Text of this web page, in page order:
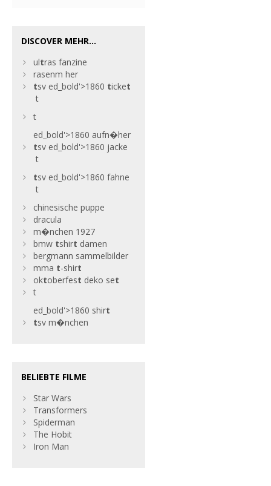
DISCOVER MEHR...
ultras fanzine
rasenm her
tsv
t
ed_bold'>1860 ticket
t
ed_bold'>1860 aufn�her
tsv
t
ed_bold'>1860 jacke
tsv
t
ed_bold'>1860 fahne
chinesische puppe
dracula
m�nchen 1927
bmw tshirt damen
bergmann sammelbilder
mma t-shirt
oktoberfest deko set
t
ed_bold'>1860 shirt
tsv m�nchen
BELIEBTE FILME
Star Wars
Transformers
Spiderman
The Hobit
Iron Man